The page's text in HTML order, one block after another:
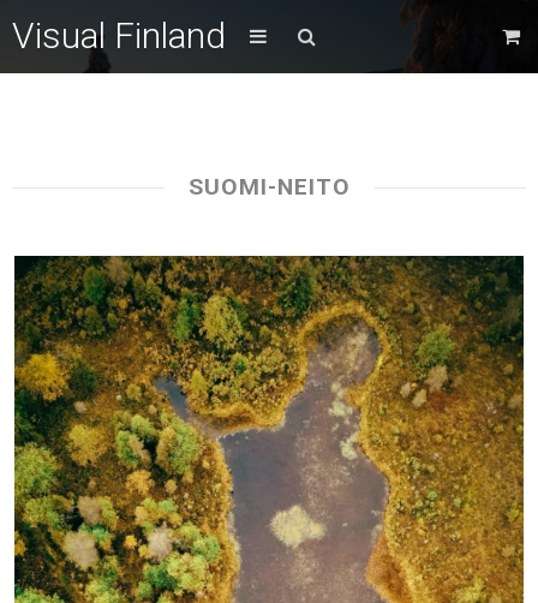
Visual Finland
SUOMI-NEITO